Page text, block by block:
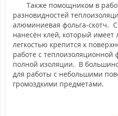
Также помощником в
разновидностей
алюминиевая фольга-скотч.
нанесён клей, который имеет
легкостью крепится к
работе с теплоизоляционной
полной изоляции. В
для работы с небольшими
громоздкими предметами.